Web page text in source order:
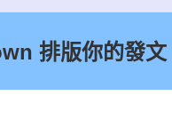
排版你的發